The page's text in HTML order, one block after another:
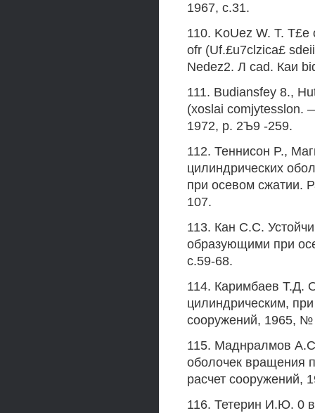
1967, с.31.
110. KoUez W. Т.
ofr (Uf.£u7clzica£
Nedez2. Л cad. Каи
111. Budiansfey 8.,
(xoslai comjytesslon.
1972, p. 2Ъ9 -259.
112. Теннисон P.,
цилиндрических
при осевом сжатии.
107.
113. Кан С.С.
образующими при
с.59-68.
114. Каримбаев Т.Д.
цилиндрическим,
сооружений, 1965, №
115. Маднралмов
оболочек вращения
расчет сооружений,
116. Тетерин И.Ю. 0